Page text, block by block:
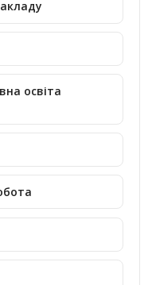
освіта